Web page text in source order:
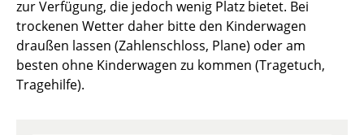
zur Verfügung, die jedoch wenig Platz bietet. Bei
trockenen Wetter daher bitte den Kinderwagen
draußen lassen (Zahlenschloss, Plane) oder am
besten ohne Kinderwagen zu kommen (Tragetuch,
Tragehilfe).